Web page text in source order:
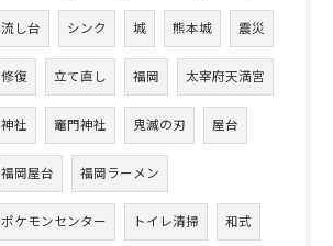
流し台 シンク 城 熊本城 震災
修復 立て直し 福岡 太宰府天満宮
神社 竈門神社 鬼滅の刃 屋台
福岡屋台 福岡ラーメン
ポケモンセンター トイレ清掃 和式